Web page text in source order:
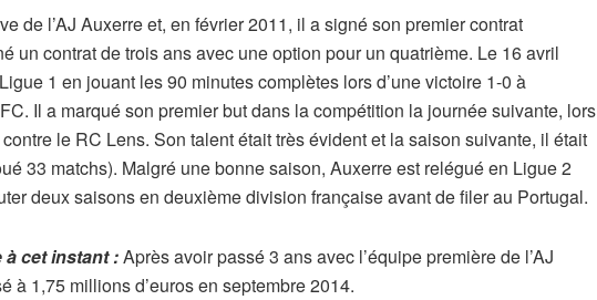
de l’AJ Auxerre et, en février 2011, il a signé son premier contrat
un contrat de trois ans avec une option pour un quatrième. Le 16 avril
1 en jouant les 90 minutes complètes lors d’une victoire 1-0 à
Il a marqué son premier but dans la compétition la journée suivante, lors
le RC Lens. Son talent était très évident et la saison suivante, il était
33 matchs). Malgré une bonne saison, Auxerre est relégué en Ligue 2
deux saisons en deuxième division française avant de filer au Portugal.
à cet instant :Après avoir passé 3 ans avec l’équipe première de l’AJ
à 1,75 millions d’euros en septembre 2014.